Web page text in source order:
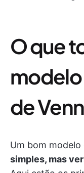
O que
de
Um bom modelo
simples, mas